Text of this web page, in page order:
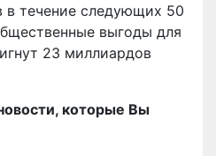
течение следующих 50
выгоды для
23 миллиардов
которые Вы